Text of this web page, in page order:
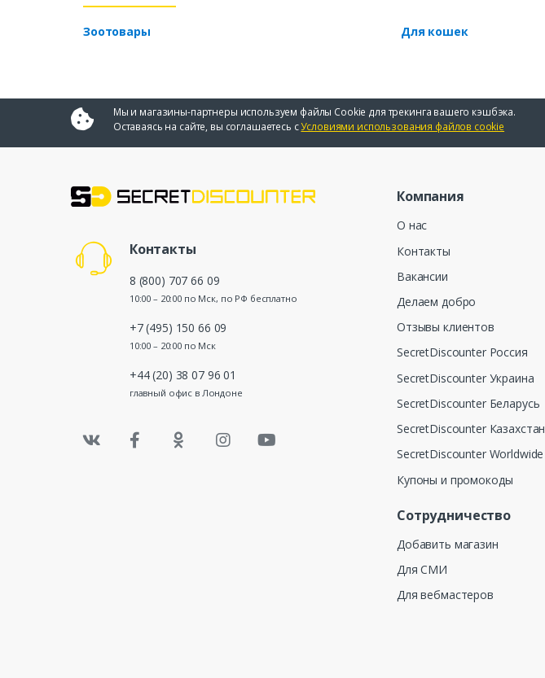
Зоотовары Для кошек
Мы и магазины-партнеры используем файлы Cookie для трекинга вашего кэшбэка.
Оставаясь на сайте, вы соглашаетесь сУсловиями использования файлов cookie
Контакты
8 (800) 707 66 09
10:00 – 20:00 по Мск, по РФ бесплатно
+7 (495) 150 66 09
10:00 – 20:00 по Мск
+44 (20) 38 07 96 01
главный офис в Лондоне
Компания
О нас
Контакты
Вакансии
Делаем добро
Отзывы клиентов
SecretDiscounter Россия
SecretDiscounter Украина
SecretDiscounter Беларусь
SecretDiscounter Казахстан
SecretDiscounter Worldwide
Купоны и промокоды
Сотрудничество
Добавить магазин
Для СМИ
Для вебмастеров